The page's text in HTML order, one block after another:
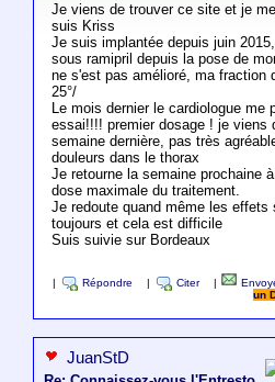
Je viens de trouver ce site et je
suis Kriss
Je suis implantée depuis juin 2015,
sous ramipril depuis la pose de
ne s'est pas amélioré, ma fraction
25°/
Le mois dernier le cardiologue me
essai!!!! premier dosage ! je viens
semaine dernière, pas très
douleurs dans le thorax
Je retourne la semaine prochaine
dose maximale du traitement.
Je redoute quand même les effets
toujours et cela est difficile
Suis suivie sur Bordeaux
Répondre Citer
un
JuanStD